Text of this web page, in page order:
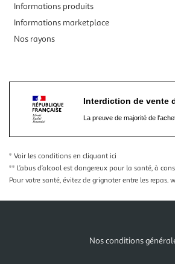
Informations produits
Informations marketplace
Nos rayons
Interdiction de vente
La preuve de majorité de
* Voir les conditions en cliquant ici
** L’abus d’alcool est dangereux pour la santé, à
Pour votre santé, évitez de grignoter entre les repas.
Nos conditions